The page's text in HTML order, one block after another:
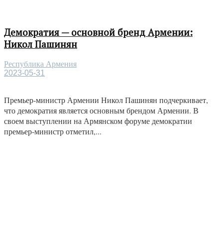
Демократия — основной бренд Армении:
Никол Пашинян
Республика Армения
2023-05-31
Премьер-министр Армении Никол Пашинян подчеркивает,
что демократия является основным брендом Армении. В
своем выступлении на Армянском форуме демократии
премьер-министр отметил,...